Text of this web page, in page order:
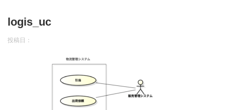
logis_uc
投稿日：